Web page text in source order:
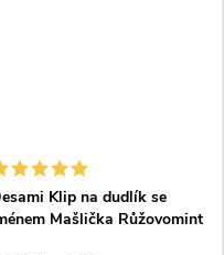
Klip na dudlík se
Mašlička Růžovomint